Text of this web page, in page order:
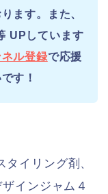
ます。また、
UPしています
ル登録で応援
す！
イリング剤、
インジャム４